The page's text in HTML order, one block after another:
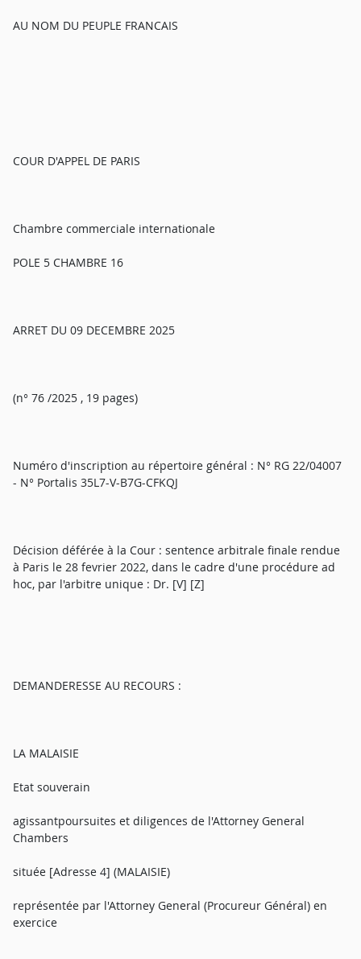
AU NOM DU PEUPLE FRANCAIS
COUR D'APPEL DE PARIS
Chambre commerciale internationale
POLE 5 CHAMBRE 16
ARRET DU 09 DECEMBRE 2025
(n° 76 /2025 , 19 pages)
Numéro d'inscription au répertoire général : N° RG 22/04007
- N° Portalis 35L7-V-B7G-CFKQJ
Décision déférée à la Cour : sentence arbitrale finale rendue
à Paris le 28 fevrier 2022, dans le cadre d'une procédure ad
hoc, par l'arbitre unique : Dr. [V] [Z]
DEMANDERESSE AU RECOURS :
LA MALAISIE
Etat souverain
agissantpoursuites et diligences de l'Attorney General
Chambers
située [Adresse 4] (MALAISIE)
représentée par l'Attorney General (Procureur Général) en
exercice